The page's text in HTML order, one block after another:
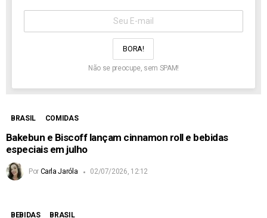
Não se preocupe, sem SPAM!
BRASIL COMIDAS
Bakebun e Biscoff lançam cinnamon roll e bebidas
especiais em julho
Por Carla Jaróla 02/07/2026, 12:12
BEBIDAS BRASIL